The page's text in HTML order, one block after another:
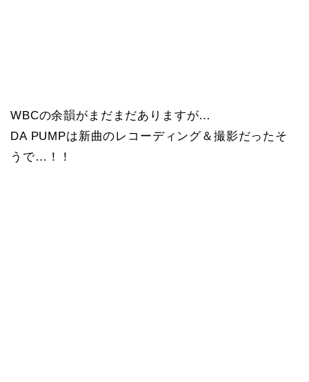
WBCの余韻がまだまだありますが…
DA PUMPは新曲のレコーディング＆撮影だったそ
うで…！！